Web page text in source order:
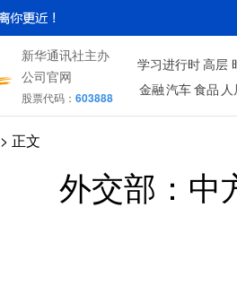
新华通讯社主办
公司官网
股票代码： 603888
学习进行时 高层
金融 汽车 食品
> 正文
外交部：中